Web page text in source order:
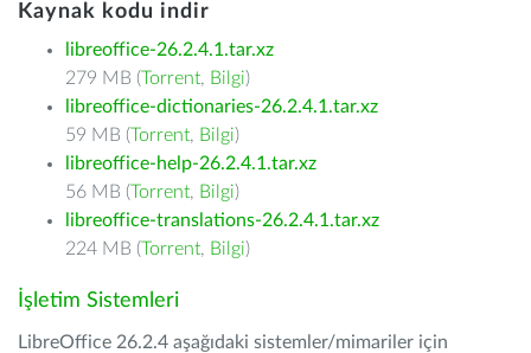
Kaynak kodu indir
libreoffice-26.2.4.1.tar.xz
279 MB (Torrent, Bilgi)
libreoffice-dictionaries-26.2.4.1.tar.xz
59 MB (Torrent, Bilgi)
libreoffice-help-26.2.4.1.tar.xz
56 MB (Torrent, Bilgi)
libreoffice-translations-26.2.4.1.tar.xz
224 MB (Torrent, Bilgi)
İşletim Sistemleri
LibreOffice 26.2.4 aşağıdaki sistemler/mimariler için